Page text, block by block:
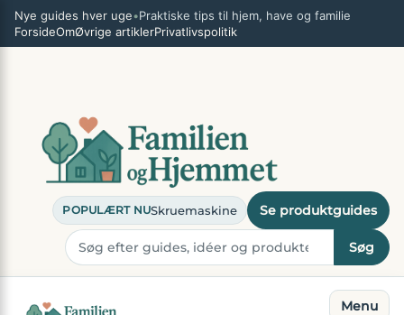
Spring
Nye guides hver uge•Praktiske tips til hjem, have og familie
ForsideOmØvrige artiklerPrivatlivspolitik
POPULÆRT NUSkruemaskine Se produktguides
Søg
Menu